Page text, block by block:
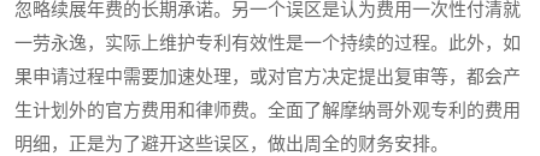
忽略续展年费的长期承诺。另一个误区是认为费用一次性付清就
一劳永逸，实际上维护专利有效性是一个持续的过程。此外，如
果申请过程中需要加速处理，或对官方决定提出复审等，都会产
生计划外的官方费用和律师费。全面了解摩纳哥外观专利的费用
明细，正是为了避开这些误区，做出周全的财务安排。